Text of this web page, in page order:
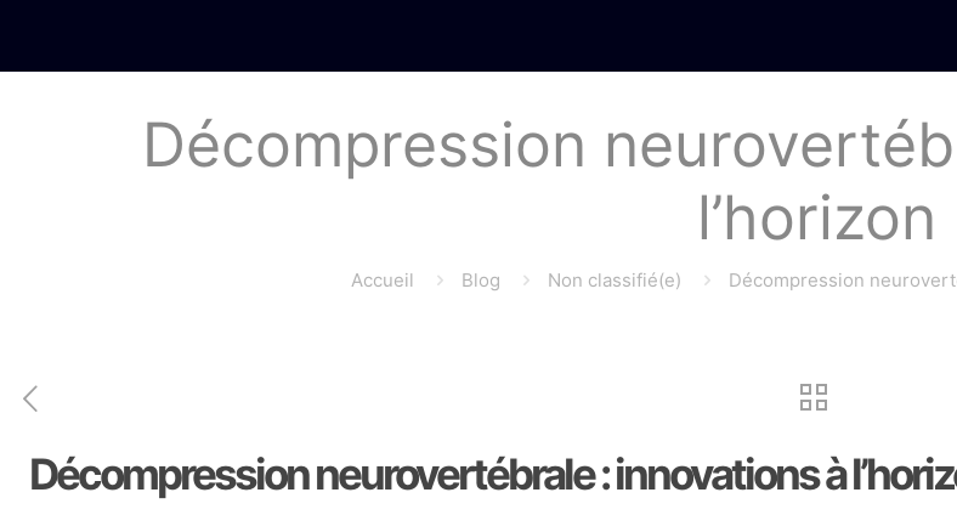
Décompression
l’horizon
Accueil Blog Non classifié(e) Décompression
Décompression neurovertébrale : innovations à